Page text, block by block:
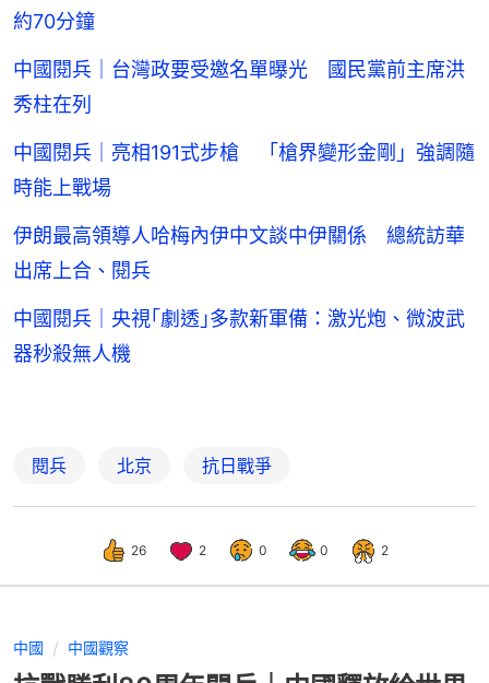
約70分鐘
中國閱兵｜台灣政要受邀名單曝光 國民黨前主席洪
秀柱在列
中國閱兵｜亮相191式步槍 「槍界變形金剛」強調隨
時能上戰場
伊朗最高領導人哈梅內伊中文談中伊關係 總統訪華
出席上合、閱兵
中國閱兵｜央視｢劇透｣多款新軍備：激光炮、微波武
器秒殺無人機
閱兵 北京 抗日戰爭
26 2 0 0 2
中國 中國觀察